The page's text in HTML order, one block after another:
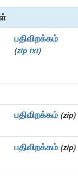
பதிவிறக்கம்
(zip txt)
பதிவிறக்கம் (zip)
பதிவிறக்கம் (zip)